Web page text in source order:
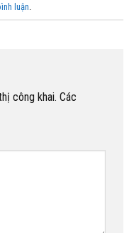
luận
công khai. Các